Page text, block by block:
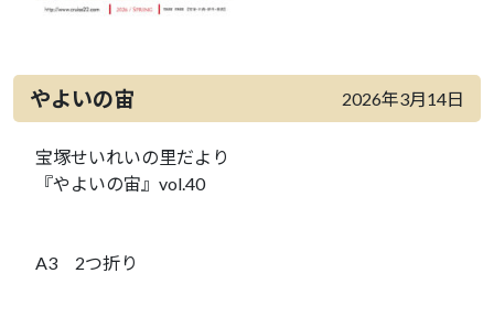
やよいの宙 2026年3月14日
宝塚せいれいの里だより
『やよいの宙』vol.40
A3 2つ折り